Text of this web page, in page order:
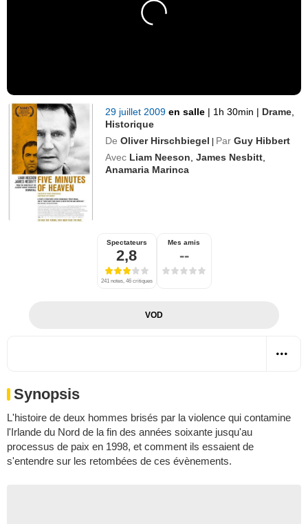
29 juillet 2009en salle | 1h 30min | Drame
Historique
De Oliver Hirschbiegel | Par Guy Hibbert
Avec Liam Neeson ,James Nesbitt
Anamaria Marinca
Spectateurs
2,8
241 notes, 46 critiques
Mes amis
--
VOD
Synopsis
L'histoire de deux hommes brisés par la violence qui contamine
l'Irlande du Nord de la fin des années soixante jusqu'au
processus de paix en 1998, et comment ils essaient de
s'entendre sur les retombées de ces évènements.